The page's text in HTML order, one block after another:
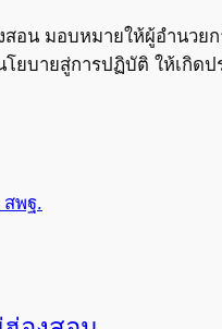
น มอบหมายให้ผู้อำนวยก
ยบายสู่การปฏิบัติ ให้เกิดป
สพฐ.